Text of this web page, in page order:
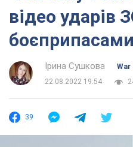
відео ударів
Ірина Сушкова
War
22.08.2022 19:54
39